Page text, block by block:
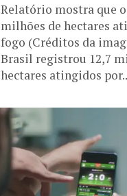
Relatório mostra que
milhões de hectares
fogo (Créditos da
Brasil registrou 12,7
hectares atingidos